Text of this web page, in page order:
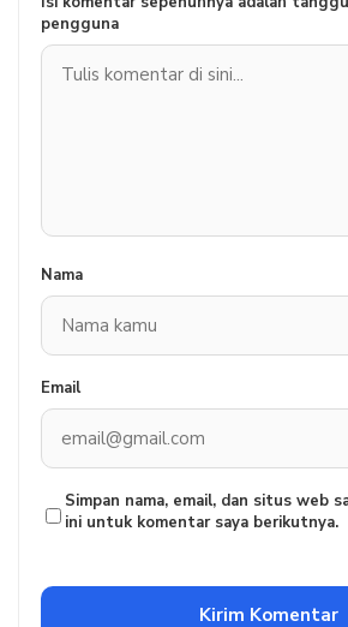
pengguna
Nama
Email
Simpan nama, email, dan situs web
ini untuk komentar saya berikutnya.